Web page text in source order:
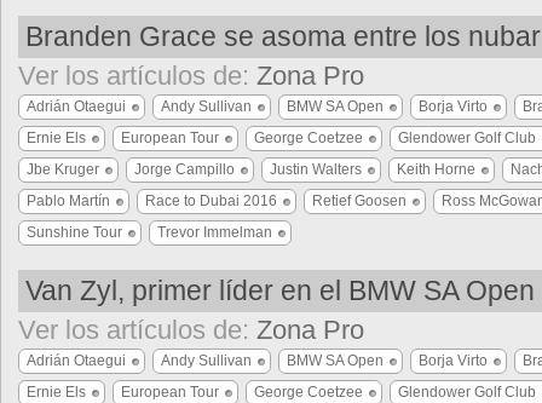
Branden Grace se asoma entre los
Ver los artículos de: Zona Pro
Adrián Otaegui Andy Sullivan BMW SA Open Borja Virto
Ernie Els
European Tour George Coetzee
Glendower Golf Club
Jbe Kruger
Jorge Campillo Justin Walters Keith Horne
Pablo Martín
Race to Dubai 2016 Retief Goosen
Ross
Sunshine Tour
Trevor Immelman
Van Zyl, primer líder en el BMW SA Open
Ver los artículos de: Zona Pro
Adrián Otaegui Andy Sullivan BMW SA Open Borja Virto
Ernie Els
European Tour George Coetzee
Glendower Golf Club